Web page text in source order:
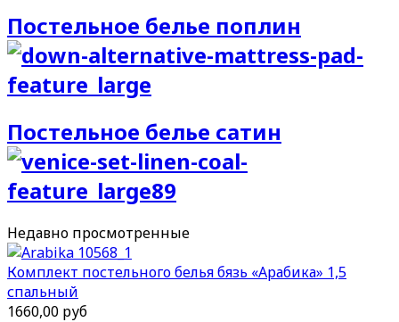
Постельное белье поплин
Постельное белье сатин
Недавно просмотренные
Комплект постельного белья бязь «Арабика» 1,5
спальный
1660,00 руб